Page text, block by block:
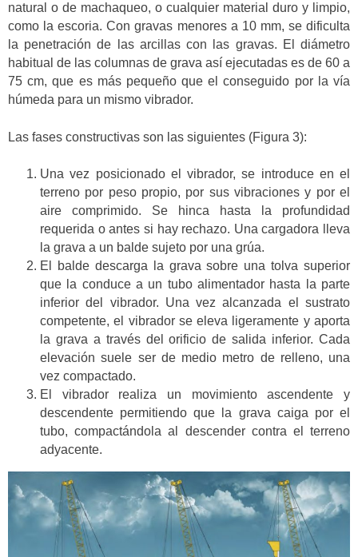
natural o de machaqueo, o cualquier material duro y limpio,
como la escoria. Con gravas menores a 10 mm, se dificulta
la penetración de las arcillas con las gravas. El diámetro
habitual de las columnas de grava así ejecutadas es de 60 a
75 cm, que es más pequeño que el conseguido por la vía
húmeda para un mismo vibrador.
Las fases constructivas son las siguientes (Figura 3):
Una vez posicionado el vibrador, se introduce en el
terreno por peso propio, por sus vibraciones y por el
aire comprimido. Se hinca hasta la profundidad
requerida o antes si hay rechazo. Una cargadora lleva
la grava a un balde sujeto por una grúa.
El balde descarga la grava sobre una tolva superior
que la conduce a un tubo alimentador hasta la parte
inferior del vibrador. Una vez alcanzada el sustrato
competente, el vibrador se eleva ligeramente y aporta
la grava a través del orificio de salida inferior. Cada
elevación suele ser de medio metro de relleno, una
vez compactado.
El vibrador realiza un movimiento ascendente y
descendente permitiendo que la grava caiga por el
tubo, compactándola al descender contra el terreno
adyacente.